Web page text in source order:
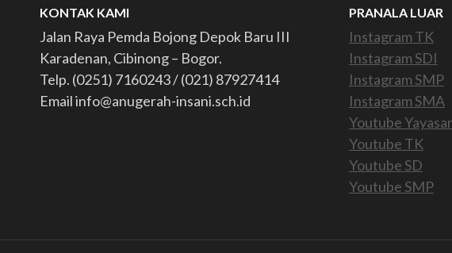
KONTAK KAMI
Jalan Raya Pemda Bojong Depok Baru III
Karadenan, Cibinong – Bogor.
Telp. (0251) 7160243 / (021) 87927414
Email info@anugerah-insani.sch.id
PRANALA LUAR
Instagram TK
Instagram SDI
Instagram SMP
Instagram SMA
Youtube
Youtube TK
Youtube SD
Youtube SMP